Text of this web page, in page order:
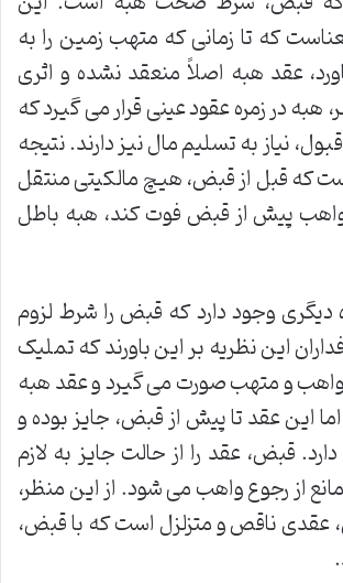
که تا زمانی که متهب زمین را به
عقد هبه اصلاً منعقد نشده و اثری
هبه در زمره عقود عینی قرار می گیرد که
نیاز به تسلیم مال نیز دارند. نتیجه
که قبل از قبض، هیچ مالکیتی منتقل
پیش از قبض فوت کند، هبه باطل
دیگری وجود دارد که قبض را شرط لزوم
این نظریه بر این باورند که تملیک
واهب و متهب صورت می گیرد و عقد هبه
این عقد تا پیش از قبض، جایز بوده و
قبض، عقد را از حالت جایز به لازم
از رجوع واهب می شود. از این منظر،
عقدی ناقص و متزلزل است که با قبض،